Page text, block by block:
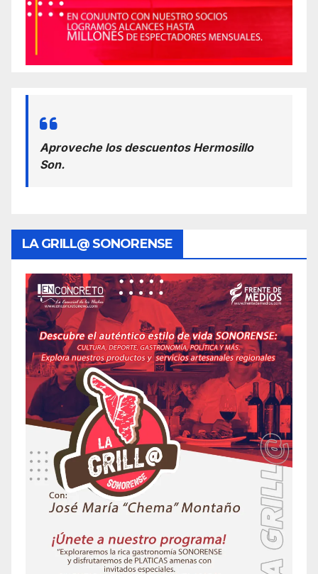
Aproveche los descuentos Hermosillo
Son.
LA GRILL@ SONORENSE